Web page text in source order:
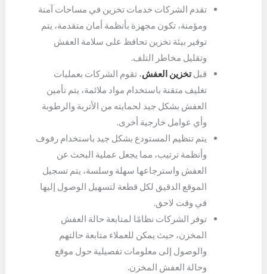
العفش بطريقة آمنة وفعالة:
تقدم الشركات خدمات تخزين في مساحات آمنة
ومؤمنة، تكون مجهزة بأنظمة أمان متقدمة، يتم
توفير بيئة تخزين تحافظ على سلامة العفش
وتقليل مخاطر التلف.
قبلتخزين العفش، تقوم الشركات بعمليات
تغليف متقنة باستخدام مواد ملائمة، يتم تأمين
العفش بشكل جيد لحمايته من الأتربة والرطوبة
وأي عوامل خارجية أخرى.
يتم تنظيم المستودع بشكل جيد باستخدام رفوف
وأنظمة ترتيب، مما يجعل عملية البحث عن
العفش واسترجاعها سهلة وسلسة، يتم تسجيل
الموقع الدقيق لكل قطعة لتسهيل الوصول إليها
في وقت لاحق.
توفر الشركات نظامًا لمتابعة حالة العفش
المخزن، حيث يمكن للعملاء متابعة حالتهم
والوصول إلى معلومات تفصيلية حول موقع
وحالة العفش المخزن.